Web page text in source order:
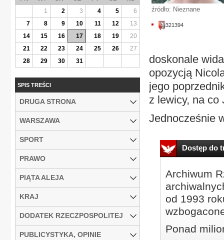
źródło: Nieznane
321394
doskonale
opozycją
jego
z lewicy, na co
Jednocześnie
Dostęp do
Archiwum
od 1993
Ponad
1
2 3 4 5
6
7
8 9 10 11 12
13
14
15 16 17 18 19
20
21
22 23 24 25 26
27
28
29 30 31
SPIS TREŚCI
DRUGA STRONA
WARSZAWA
SPORT
PRAWO
PIĄTA ALEJA
KRAJ
DODATEK RZECZPOSPOLITEJ
PUBLICYSTYKA, OPINIE